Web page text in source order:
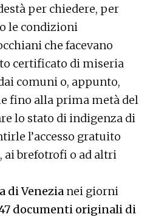
per chiedere, per
le condizioni
che facevano
certificato di miseria
comuni o, appunto,
fino alla prima metà del
lo stato di indigenza di
l’accesso gratuito
ai brefotrofi o ad altri
di Venezia nei giorni
documenti originali di